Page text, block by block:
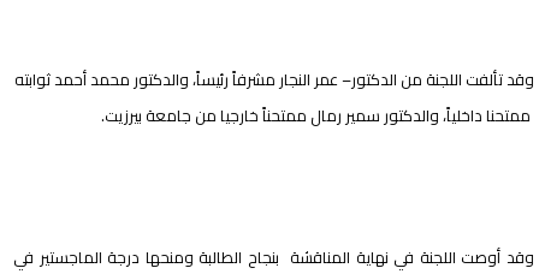
وقد تألفت اللجنة من الدكتور–عمر النجار مشرفاً رئيساً، والدكتور محمد أحمد ثوابته
ممتحنا داخلياً، والدكتور سمير رمال ممتحناً خارجيا من جامعة بيرزيت.
وقد أوصت اللجنة في نهاية المناقشة بنجاح الطالبة ومنحها درجة الماجستير في